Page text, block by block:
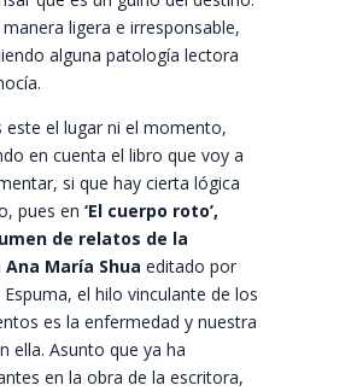
ligera e irresponsable,
alguna patología lectora
este el lugar ni el momento,
en cuenta el libro que voy a
si que hay cierta lógica
pues en ‘El cuerpo roto’,
de relatos de la
María Shua editado por
Espuma, el hilo vinculante de los
es la enfermedad y nuestra
ella. Asunto que ya ha
en la obra de la escritora,